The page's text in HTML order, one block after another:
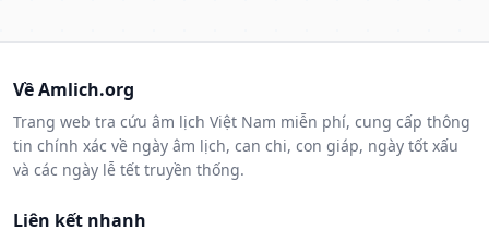
Về Amlich.org
Trang web tra cứu âm lịch Việt Nam miễn phí, cung cấp thông
tin chính xác về ngày âm lịch, can chi, con giáp, ngày tốt xấu
và các ngày lễ tết truyền thống.
Liên kết nhanh